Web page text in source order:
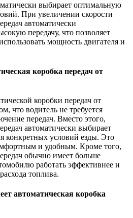
выбирает оптимальную
При увеличении скорости
автоматически
передачу, что позволяет
мощность двигателя и
коробка передач от
коробки передач от
что водитель не требуется
передач. Вместо этого,
автоматически выбирает
конкретных условий езды. Это
и удобным. Кроме того,
обычно имеет больше
работать эффективнее и
топлива.
автоматическая коробка